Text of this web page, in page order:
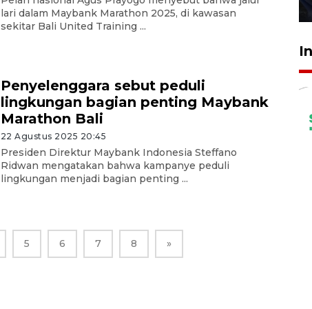
lari dalam Maybank Marathon 2025, di kawasan
sekitar Bali United Training ...
Penyelenggara sebut peduli
lingkungan bagian penting Maybank
Marathon Bali
22 Agustus 2025 20:45
Presiden Direktur Maybank Indonesia Steffano
Ridwan mengatakan bahwa kampanye peduli
lingkungan menjadi bagian penting ...
5 6 7 8 »
27 Juli 2026 22:32